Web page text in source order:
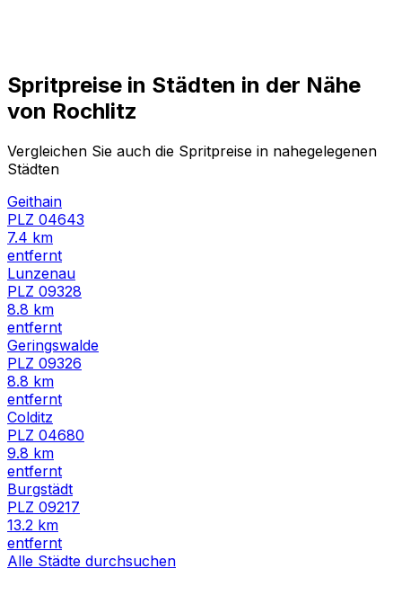
Spritpreise in Städten in der Nähe
von Rochlitz
Vergleichen Sie auch die Spritpreise in nahegelegenen
Städten
Geithain
PLZ 04643
7.4 km
entfernt
Lunzenau
PLZ 09328
8.8 km
entfernt
Geringswalde
PLZ 09326
8.8 km
entfernt
Colditz
PLZ 04680
9.8 km
entfernt
Burgstädt
PLZ 09217
13.2 km
entfernt
Alle Städte durchsuchen